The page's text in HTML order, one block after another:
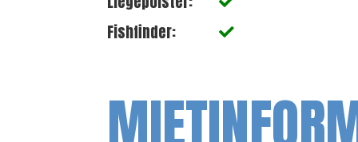
Fishfinder: